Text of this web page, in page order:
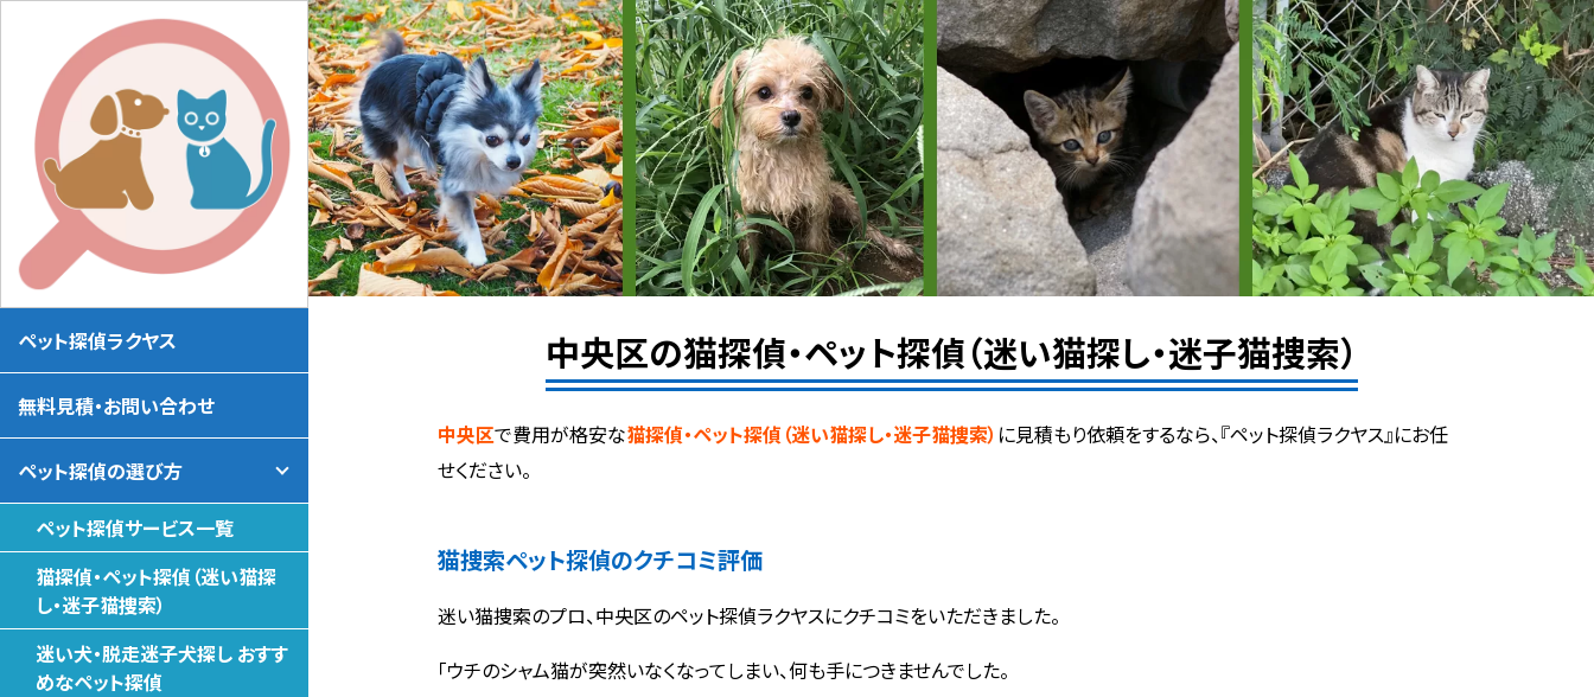
中央区の猫探偵・ペット探偵（迷い猫探し・迷子猫捜索）
中央区で費用が格安な猫探偵・ペット探偵（迷い猫探し・迷子猫捜索） に見積もり依頼をするなら、『ペット探偵ラクヤス』にお任
せください。
猫捜索ペット探偵のクチコミ評価
迷い猫捜索のプロ、中央区のペット探偵ラクヤスにクチコミをいただきました。
「ウチのシャム猫が突然いなくなってしまい、何も手につきませんでした。
ペット探偵ラクヤス
無料見積・お問い合わせ
ペット探偵の選び方
ペット探偵サービス一覧
猫探偵・ペット探偵（迷い猫探
し・迷子猫捜索）
迷い犬・脱走迷子犬探し おすす
めなペット探偵